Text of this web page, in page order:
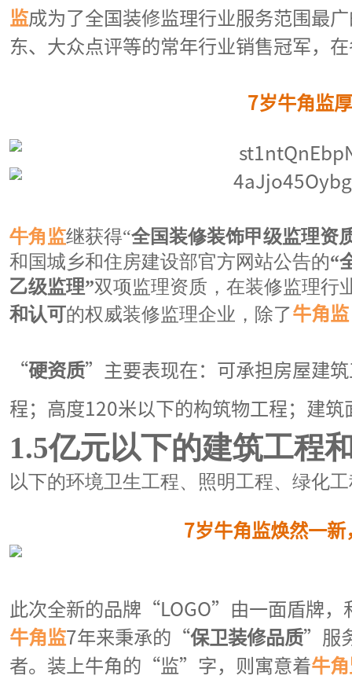
监成为了全国装修监理行业服务范围最
东、大众点评等的常年行业销售冠军，
7岁牛角监
牛角监继获得“全国装修装饰甲级监理资
和国城乡和住房建设部官方网站公告的“
乙级监理”双项监理资质，在装修监理行
和认可的权威装修监理企业，除了牛角监
“硬资质”主要表现在：可承担房屋建
程；高度120米以下的构筑物工程；建
1.5亿元以下的建筑工程
以下的环境卫生工程、照明工程、绿化
7岁牛角监焕然一
此次全新的品牌“LOGO”由一面盾牌，
牛角监7年来秉承的 “保卫装修品质”服
者。装上牛角的“监”字，则寓意着牛